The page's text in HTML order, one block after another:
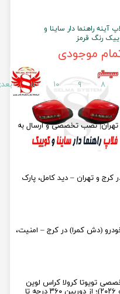
آینه راهنما دار ساینا و
رنگ قرمز
موجودی
۸ ۹ ۱۰ ۱۱
تهران| نصب تخصصی و ارسال به
۳۶۰ درجه خودرو در کرج و تهران – دید کامل، پارک
(دش کمرا) در کرج – امنیت،
تویوتا کرولا کراس لوین
راو4(مدل‌های ۲۰۲۴، ۲۰۲۵ و ۲۰۲۶)؛ از دوربین ۳۶۰ درجه تا